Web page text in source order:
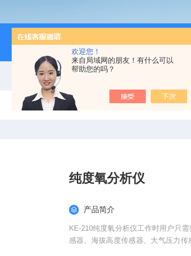
欢迎您！
来自局域网的朋友！有什么可以
帮助您的吗？
当前位置：首页 产品中
纯度氧分析仪
产品简介
KE-210纯度氧分析仪工作时用户只
感器、海拔高度传感器、大气压力传